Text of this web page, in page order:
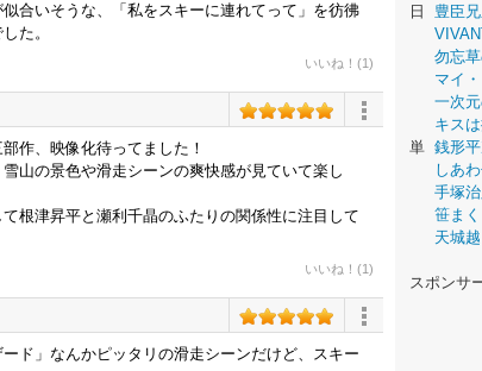
合いそうな、「私をスキーに連れてって」を彷彿
た。
いいね！(1)
作、映像化待ってました！
山の景色や滑走シーンの爽快感が見ていて楽し
根津昇平と瀬利千晶のふたりの関係性に注目して
いいね！(1)
ド」なんかピッタリの滑走シーンだけど、スキー
日
豊臣
勿忘
マイ
一次
キス
単 銭形
しあ
手塚
笹ま
天城
スポンサ